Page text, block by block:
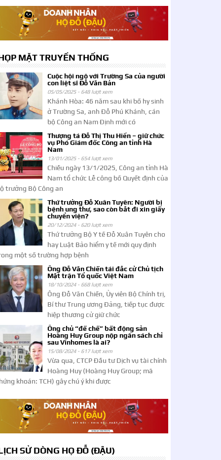
MẶT TRUYỀN THỐNG
Cuộc hội ngộ với Trường Sa của người
con liệt sĩ Đỗ Văn Bản
05/05/2025 - 648 lượt xem
Khánh Hòa: 46 năm sau khi bố hy sinh
ở Trường Sa, anh Đỗ Phú Khánh, cán
bộ Công an Nam Định mới có
Thượng tá Đỗ Thị Thu Hiền – giữ chức
vụ Phó Giám đốc Công an tỉnh Hà
Nam
13/01/2025 - 654 lượt xem
Chiều ngày 13/1/2025, Công an tỉnh Hà
Nam tổ chức Lễ công bố Quyết định của
trưởng Bộ Công an
Thứ trưởng Đỗ Xuân Tuyên: Người bị
bệnh ung thư, sao còn bắt đi xin giấy
chuyển viện?
20/12/2024 - 620 lượt xem
Thứ trưởng Bộ Y tế Đỗ Xuân Tuyên cho
hay Luật Bảo hiểm y tế mới quy định
một số trường hợp bệnh
Ông Đỗ Văn Chiến tái đắc cử Chủ tịch
Mặt trận Tổ quốc Việt Nam
18/10/2024 - 668 lượt xem
Ông Đỗ Văn Chiến, Ủy viên Bộ Chính trị,
Bí thư Trung ương Đảng, tiếp tục được
hiệp thương cử giữ chức
Ông chủ “đế chế” bất động sản
Hoàng Huy Group nộp ngân sách chỉ
sau Vinhomes là ai?
15/08/2024 - 617 lượt xem
Vừa qua, CTCP Đầu tư Dịch vụ tài chính
Hoàng Huy (Hoàng Huy Group; mã
khoán: TCH) gây chú ý khi được
SỬ DÒNG HỌ ĐỖ (ĐẬU)